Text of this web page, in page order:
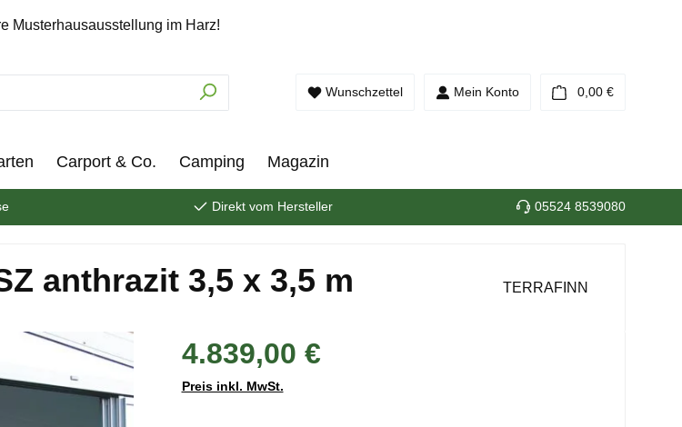
Musterhausausstellung im Harz!
Wunschzettel Mein Konto 0,00 €Warenkorb
Carport & Co. Camping Magazin
Direkt vom Hersteller 05524 8539080
anthrazit 3,5 x 3,5 m TERRAFINN
4.839,00 €
Preis inkl. MwSt.